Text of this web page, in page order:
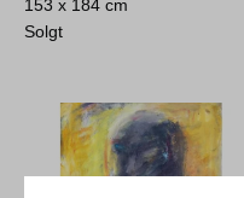
153 x 184 cm
Solgt